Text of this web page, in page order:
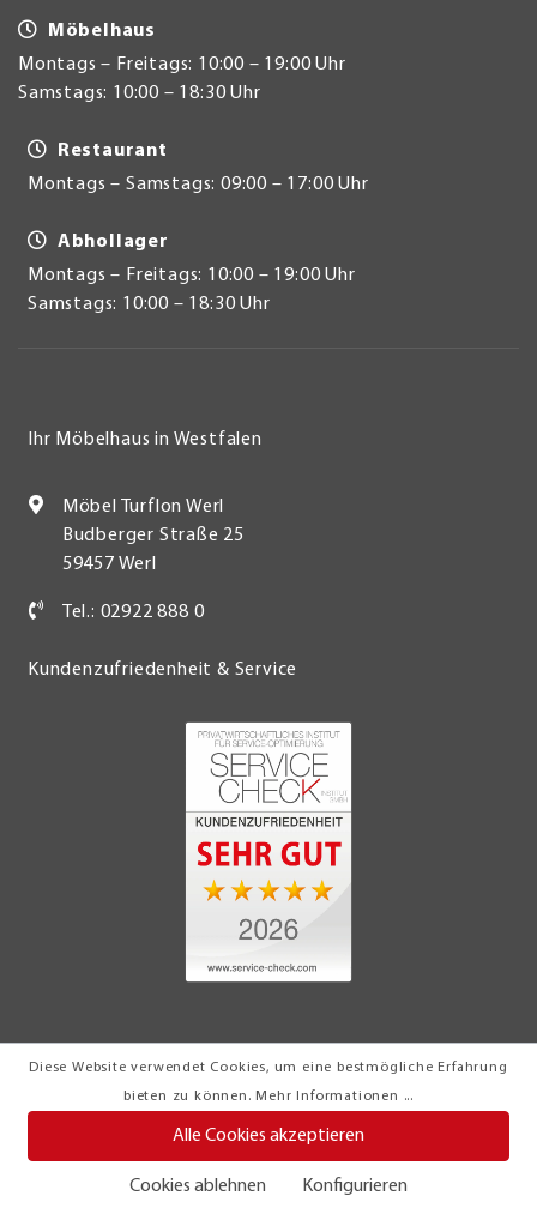
Diese Website verwendet Cookies, um eine bestmögliche Erfahrung
bieten zu können. Mehr Informationen ...
Alle Cookies akzeptieren
Cookies ablehnen Konfigurieren
Möbelhaus
Montags – Freitags: 10:00 – 19:00 Uhr
Samstags: 10:00 – 18:30 Uhr
Restaurant
Montags – Samstags: 09:00 – 17:00 Uhr
Abhollager
Montags – Freitags: 10:00 – 19:00 Uhr
Samstags: 10:00 – 18:30 Uhr
Ihr Möbelhaus in Westfalen
Möbel Turflon Werl
Budberger Straße 25
59457 Werl
Tel.: 02922 888 0
Kundenzufriedenheit & Service
Klemens Münstermann GmbH & Co. KG